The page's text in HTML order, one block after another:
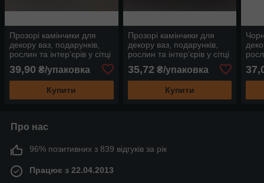
Прозорі камінчики для
декору ваз, подарунків,
рослин та інтер'єрів у сітці
(25мм), кольорові
39,90 ₴/упаковка
Купити
Прозорі камінчики для
декору ваз, подарунків,
рослин та інтер'єрів у сітці
кольорові
35,72 ₴/упаковка
Купити
Про нас
96% позитивних з 839 відгуків за рік
Працює з 22.04.2013